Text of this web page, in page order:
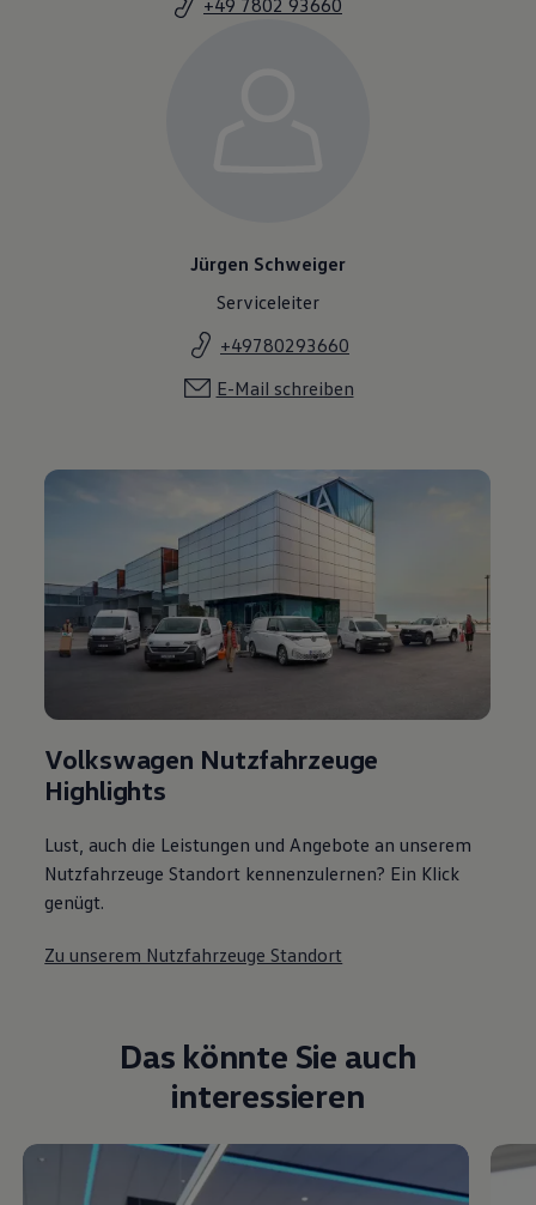
+49 7802 93660
Jürgen Schweiger
Serviceleiter
+49780293660
E-Mail schreiben
Volkswagen Nutzfahrzeuge
Highlights
Lust, auch die Leistungen und Angebote an unserem
Nutzfahrzeuge Standort kennenzulernen? Ein Klick
genügt.
Zu unserem Nutzfahrzeuge Standort
Das könnte Sie auch
interessieren